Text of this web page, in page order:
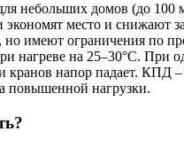
небольших домов (до 100
место и снижают
но имеют ограничения по
нагреве на 25–30°C. При
кранов напор падает. КПД –
повышенной нагрузки.